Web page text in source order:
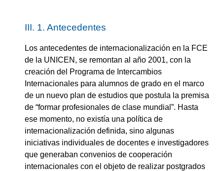
III. 1. Antecedentes
Los antecedentes de internacionalización en la FCE
de la UNICEN, se remontan al año 2001, con la
creación del Programa de Intercambios
Internacionales para alumnos de grado en el marco
de un nuevo plan de estudios que postula la premisa
de “formar profesionales de clase mundial”. Hasta
ese momento, no existía una política de
internacionalización definida, sino algunas
iniciativas individuales de docentes e investigadores
que generaban convenios de cooperación
internacionales con el objeto de realizar postgrados